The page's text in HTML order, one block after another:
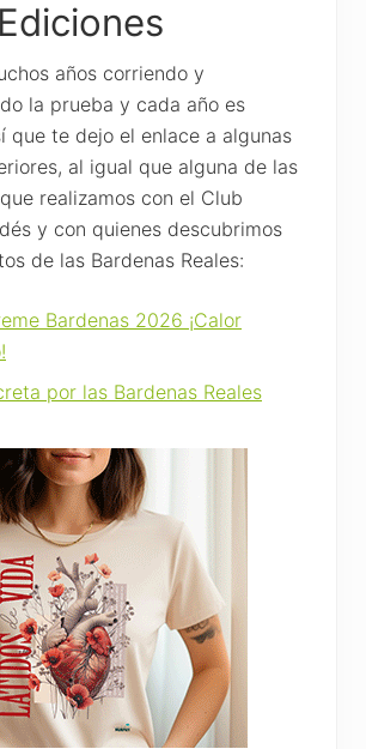
años corriendo y
la prueba y cada año es
que te dejo el enlace a algunas
al igual que alguna de las
realizamos con el Club
y con quienes descubrimos
de las Bardenas Reales:
Bardenas 2026 ¡Calor
por las Bardenas Reales